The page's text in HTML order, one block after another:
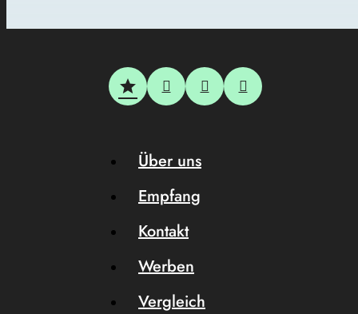
Über uns
Empfang
Kontakt
Werben
Vergleich